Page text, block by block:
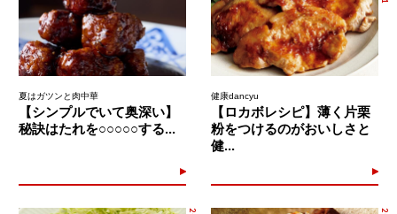
夏はガツンと肉中華
【シンプルでいて奥深い】
秘訣はたれを○○○○○する...
健康dancyu
【ロカボレシピ】薄く片栗
粉をつけるのがおいしさと
健...